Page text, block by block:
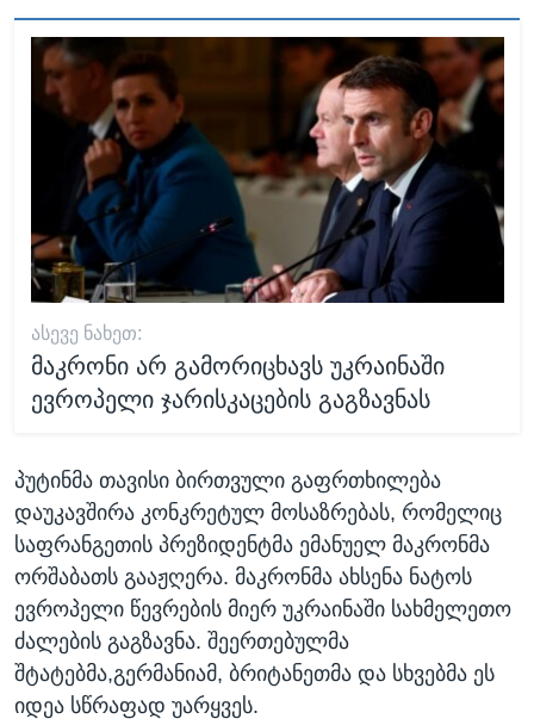
ᲐᲡᲔᲕᲔ ᲜᲐᲮᲔᲗ:
მაკრონი არ გამორიცხავს უკრაინაში
ევროპელი ჯარისკაცების გაგზავნას
პუტინმა თავისი ბირთვული გაფრთხილება
დაუკავშირა კონკრეტულ მოსაზრებას, რომელიც
საფრანგეთის პრეზიდენტმა ემანუელ მაკრონმა
ორშაბათს გააჟღერა. მაკრონმა ახსენა ნატოს
ევროპელი წევრების მიერ უკრაინაში სახმელეთო
ძალების გაგზავნა. შეერთებულმა
შტატებმა,გერმანიამ, ბრიტანეთმა და სხვებმა ეს
იდეა სწრაფად უარყვეს.